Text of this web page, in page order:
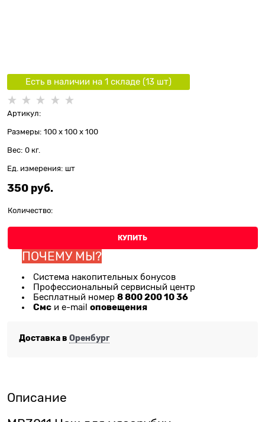
Есть в наличии на 1 складe (13шт)
Артикул:
Размеры: 100 x 100 x 100
Вес: 0 кг.
Ед. измерения: шт
350 руб.
Количество:
КУПИТЬ
ПОЧЕМУ МЫ?
Система накопительных бонусов
Профессиональный сервисный центр
Бесплатный номер 8 800 200 10 36
Смс и e-mail оповещения
Доставка в Оренбург
Описание